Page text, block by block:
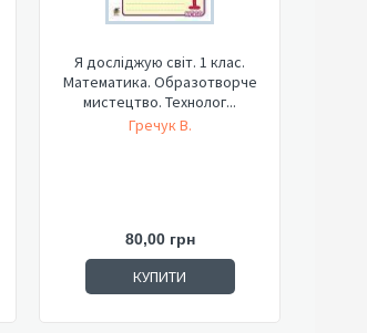
Я досліджую світ. 1 клас.
Математика. Образотворче
мистецтво. Технолог...
Гречук В.
80,00 грн
КУПИТИ